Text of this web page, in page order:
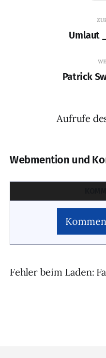
Umlaut
Patrick
Aufrufe
Webmention und
Fehler beim Laden: